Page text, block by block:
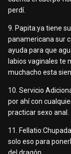
perdí.
9. Papita:ya tiene
panamericana sur
ayuda para que
labios vaginales te
muchacho esta
10. Servicio
por ahí con
practicar sexo anal.
11.
solo eso para